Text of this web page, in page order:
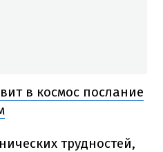
в космос послание
трудностей,